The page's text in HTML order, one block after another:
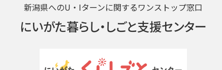
新潟県へのU・Iターンに関するワンストップ窓口
にいがた暮らし・しごと支援センター